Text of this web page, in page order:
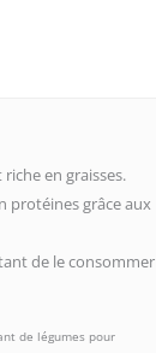
en graisses.
protéines grâce aux
de le consommer
de légumes pour